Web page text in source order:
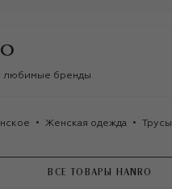
любимые бренды
Женская одежда Трусы
ВСЕ ТОВАРЫ HANRO